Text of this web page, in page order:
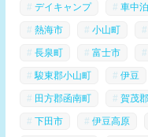
デイキャンプ 車中泊
熱海市 小山町
長泉町 富士市
駿東郡小山町 伊豆
田方郡函南町 賀茂
下田市 伊豆高原